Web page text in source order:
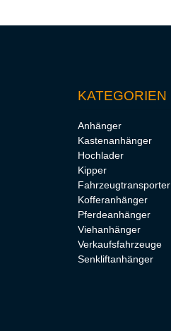
KATEGORIEN
Anhänger
Kastenanhänger
Hochlader
Kipper
Fahrzeugtransporter
Kofferanhänger
Pferdeanhänger
Viehanhänger
Verkaufsfahrzeuge
Senkliftanhänger